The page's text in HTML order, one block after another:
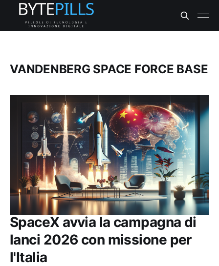
VANDENBERG SPACE FORCE BASE
SpaceX avvia la campagna di
lanci 2026 con missione per
l'Italia